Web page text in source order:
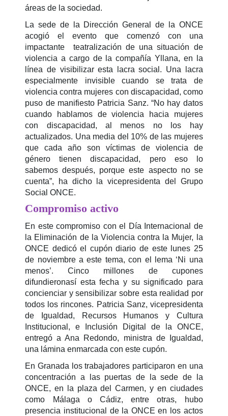
áreas de la sociedad.
La sede de la Dirección General de la ONCE
acogió el evento que comenzó con una
impactante teatralización de una situación de
violencia a cargo de la compañía Yllana, en la
línea de visibilizar esta lacra social. Una lacra
especialmente invisible cuando se trata de
violencia contra mujeres con discapacidad, como
puso de manifiesto Patricia Sanz. “No hay datos
cuando hablamos de violencia hacia mujeres
con discapacidad, al menos no los hay
actualizados. Una media del 10% de las mujeres
que cada año son víctimas de violencia de
género tienen discapacidad, pero eso lo
sabemos después, porque este aspecto no se
cuenta”, ha dicho la vicepresidenta del Grupo
Social ONCE.
Compromiso activo
En este compromiso con el Día Internacional de
la Eliminación de la Violencia contra la Mujer, la
ONCE dedicó el cupón diario de este lunes 25
de noviembre a este tema, con el lema ‘Ni una
menos’. Cinco millones de cupones
difundieronasí esta fecha y su significado para
concienciar y sensibilizar sobre esta realidad por
todos los rincones. Patricia Sanz, vicepresidenta
de Igualdad, Recursos Humanos y Cultura
Institucional, e Inclusión Digital de la ONCE,
entregó a Ana Redondo, ministra de Igualdad,
una lámina enmarcada con este cupón.
En Granada los trabajadores participaron en una
concentración a las puertas de la sede de la
ONCE, en la plaza del Carmen, y en ciudades
como Málaga o Cádiz, entre otras, hubo
presencia institucional de la ONCE en los actos